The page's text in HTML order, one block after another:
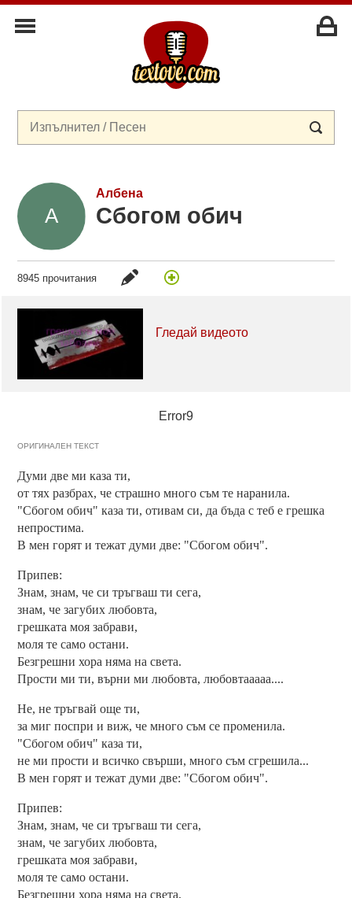
Албена
Сбогом обич
8945 прочитания
Гледай видеото
Error9
ОРИГИНАЛЕН ТЕКСТ
Думи две ми каза ти,
от тях разбрах, че страшно много съм те наранила.
"Сбогом обич" каза ти, отивам си, да бъда с теб е грешка
непростима.
В мен горят и тежат думи две: "Сбогом обич".
Припев:
Знам, знам, че си тръгваш ти сега,
знам, че загубих любовта,
грешката моя забрави,
моля те само остани.
Безгрешни хора няма на света.
Прости ми ти, върни ми любовта, любовтааааа....
Не, не тръгвай още ти,
за миг поспри и виж, че много съм се променила.
"Сбогом обич" каза ти,
не ми прости и всичко свърши, много съм сгрешила...
В мен горят и тежат думи две: "Сбогом обич".
Припев:
Знам, знам, че си тръгваш ти сега,
знам, че загубих любовта,
грешката моя забрави,
моля те само остани.
Безгрешни хора няма на света.